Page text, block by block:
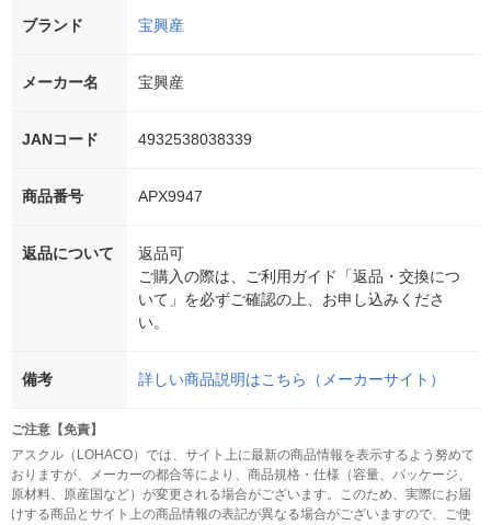
ブランド 宝興産
メーカー名 宝興産
JANコード 4932538038339
商品番号 APX9947
返品について
返品可
ご購入の際は、ご利用ガイド「返品・交換につ
いて」を必ずご確認の上、お申し込みくださ
い。
備考 詳しい商品説明はこちら（メーカーサイト）
ご注意【免責】
アスクル（LOHACO）では、サイト上に最新の商品情報を表示するよう努めて
おりますが、メーカーの都合等により、商品規格・仕様（容量、パッケージ、
原材料、原産国など）が変更される場合がございます。このため、実際にお届
けする商品とサイト上の商品情報の表記が異なる場合がございますので、ご使